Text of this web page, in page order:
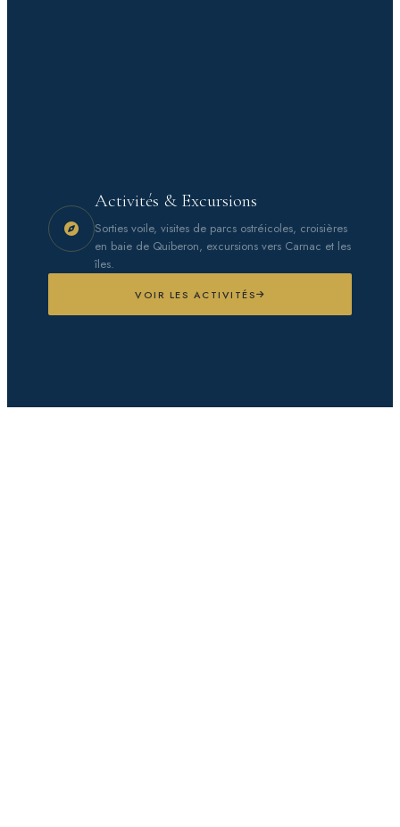
Activités & Excursions
Sorties voile, visites de parcs ostréicoles, croisières
en baie de Quiberon, excursions vers Carnac et les
îles.
VOIR LES ACTIVITÉS